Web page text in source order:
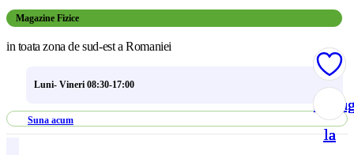
Magazine Fizice
in toata zona de sud-est a Romaniei
Luni- Vineri 08:30-17:00
Suna acum
la
la
la
la